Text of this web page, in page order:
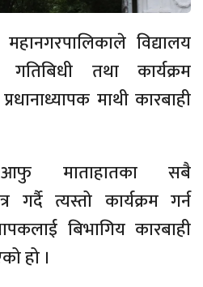
विद्यालय
गतिबिधी तथा कार्यक्रम
माथी कारबाही
आफु माताहातका सबै
गर्दै त्यस्तो कार्यक्रम गर्न
बिभागिय कारबाही
हो ।